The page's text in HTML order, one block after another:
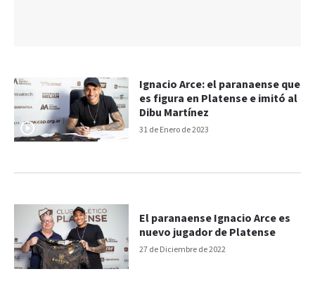
31 de Enero de 2023
Ignacio Arce: el paranaense que
es figura en Platense e imitó al
Dibu Martínez
27 de Diciembre de 2022
El paranaense Ignacio Arce es
nuevo jugador de Platense